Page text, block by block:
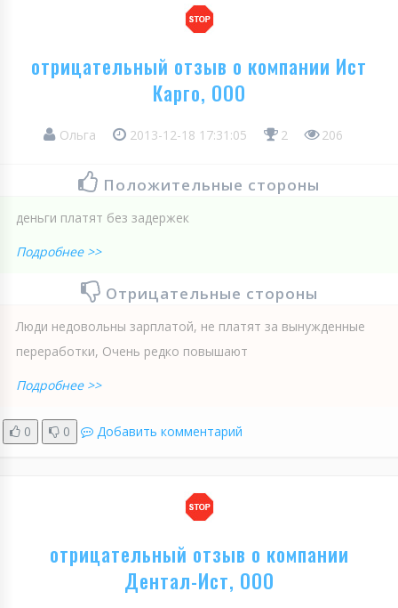
отрицательный отзыв о компании Ист
Карго, ООО
Ольга 2013-12-18 17:31:05 2 206
Положительные стороны
деньги платят без задержек
Подробнее >>
Отрицательные стороны
Люди недовольны зарплатой, не платят за вынужденные
переработки, Очень редко повышают
Подробнее >>
0 0 Добавить комментарий
отрицательный отзыв о компании
Дентал-Ист, ООО